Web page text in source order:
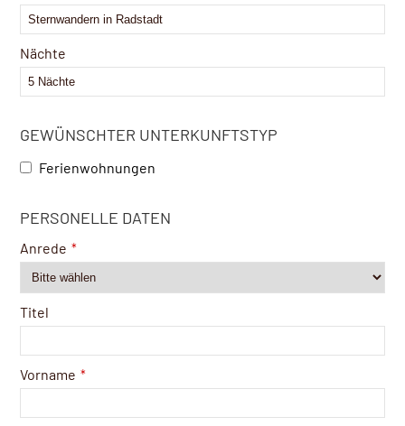
Nächte
GEWÜNSCHTER UNTERKUNFTSTYP
Ferienwohnungen
PERSONELLE DATEN
Anrede *
Titel
Vorname *